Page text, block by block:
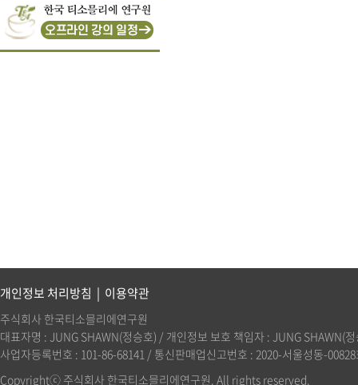
개인정보 처리방침 | 이용약관
주식회사 한국티소믈리에연구원
대표자명 : JUNG SHAWN(정승호) / 개인정보 보호 책임자 : JUNG
사업자등록번호 : 101-86-68141 / 통신판매업신고번호 : 2020-서울성동-
Copyrightⓒ 주식회사 한국티소믈리에연구원. All rights reserved.